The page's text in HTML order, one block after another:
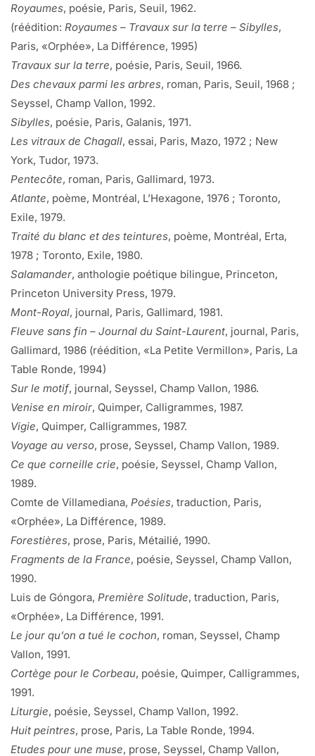
Royaumes, poésie, Paris, Seuil, 1962.
(réédition: Royaumes – Travaux sur la terre – Sibylles,
Paris, «Orphée», La Différence, 1995)
Travaux sur la terre, poésie, Paris, Seuil, 1966.
Des chevaux parmi les arbres, roman, Paris, Seuil, 1968 ;
Seyssel, Champ Vallon, 1992.
Sibylles, poésie, Paris, Galanis, 1971.
Les vitraux de Chagall, essai, Paris, Mazo, 1972 ; New
York, Tudor, 1973.
Pentecôte, roman, Paris, Gallimard, 1973.
Atlante, poème, Montréal, L’Hexagone, 1976 ; Toronto,
Exile, 1979.
Traité du blanc et des teintures, poème, Montréal, Erta,
1978 ; Toronto, Exile, 1980.
Salamander, anthologie poétique bilingue, Princeton,
Princeton University Press, 1979.
Mont-Royal, journal, Paris, Gallimard, 1981.
Fleuve sans fin – Journal du Saint-Laurent, journal, Paris,
Gallimard, 1986 (réédition, «La Petite Vermillon», Paris, La
Table Ronde, 1994)
Sur le motif, journal, Seyssel, Champ Vallon, 1986.
Venise en miroir, Quimper, Calligrammes, 1987.
Vigie, Quimper, Calligrammes, 1987.
Voyage au verso, prose, Seyssel, Champ Vallon, 1989.
Ce que corneille crie, poésie, Seyssel, Champ Vallon,
1989.
Comte de Villamediana, Poésies, traduction, Paris,
«Orphée», La Différence, 1989.
Forestières, prose, Paris, Métailié, 1990.
Fragments de la France, poésie, Seyssel, Champ Vallon,
1990.
Luis de Góngora, Première Solitude, traduction, Paris,
«Orphée», La Différence, 1991.
Le jour qu’on a tué le cochon, roman, Seyssel, Champ
Vallon, 1991.
Cortège pour le Corbeau, poésie, Quimper, Calligrammes,
1991.
Liturgie, poésie, Seyssel, Champ Vallon, 1992.
Huit peintres, prose, Paris, La Table Ronde, 1994.
Etudes pour une muse, prose, Seyssel, Champ Vallon,